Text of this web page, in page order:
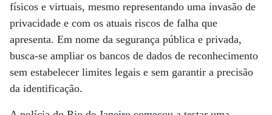
físicos e virtuais, mesmo representando uma invasão de
privacidade e com os atuais riscos de falha que
apresenta. Em nome da segurança pública e privada,
busca-se ampliar os bancos de dados de reconhecimento
sem estabelecer limites legais e sem garantir a precisão
da identificação.